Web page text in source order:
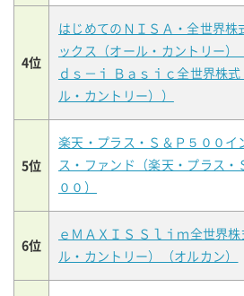
4位
はじめてのＮＩＳＡ・全世界株
ックス（オール・カントリー）
ｄｓ－ｉ Ｂａｓｉｃ全世界株式
ル・カントリー））
5位
楽天・プラス・Ｓ＆Ｐ５００イ
ス・ファンド（楽天・プラス・
００）
6位
ｅＭＡＸＩＳ Ｓｌｉｍ全世界株
ル・カントリー）（オルカン）